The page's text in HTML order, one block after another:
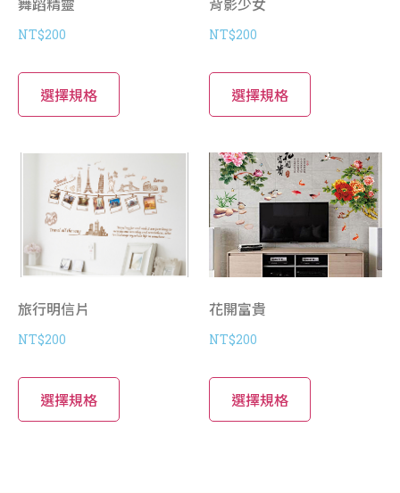
NT$200
選擇規格
NT$200
選擇規格
旅行明信片
NT$200
選擇規格
花開富貴
NT$200
選擇規格